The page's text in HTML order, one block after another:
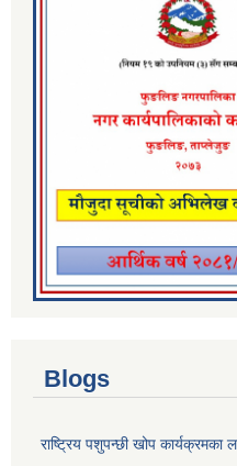
Blogs
राष्ट्रिय पशुपन्छी खोप कार्यक्रमका